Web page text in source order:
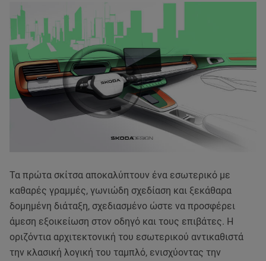
Τα πρώτα σκίτσα αποκαλύπτουν ένα εσωτερικό με
καθαρές γραμμές, γωνιώδη σχεδίαση και ξεκάθαρα
δομημένη διάταξη, σχεδιασμένο ώστε να προσφέρει
άμεση εξοικείωση στον οδηγό και τους επιβάτες. Η
οριζόντια αρχιτεκτονική του εσωτερικού αντικαθιστά
την κλασική λογική του ταμπλό, ενισχύοντας την